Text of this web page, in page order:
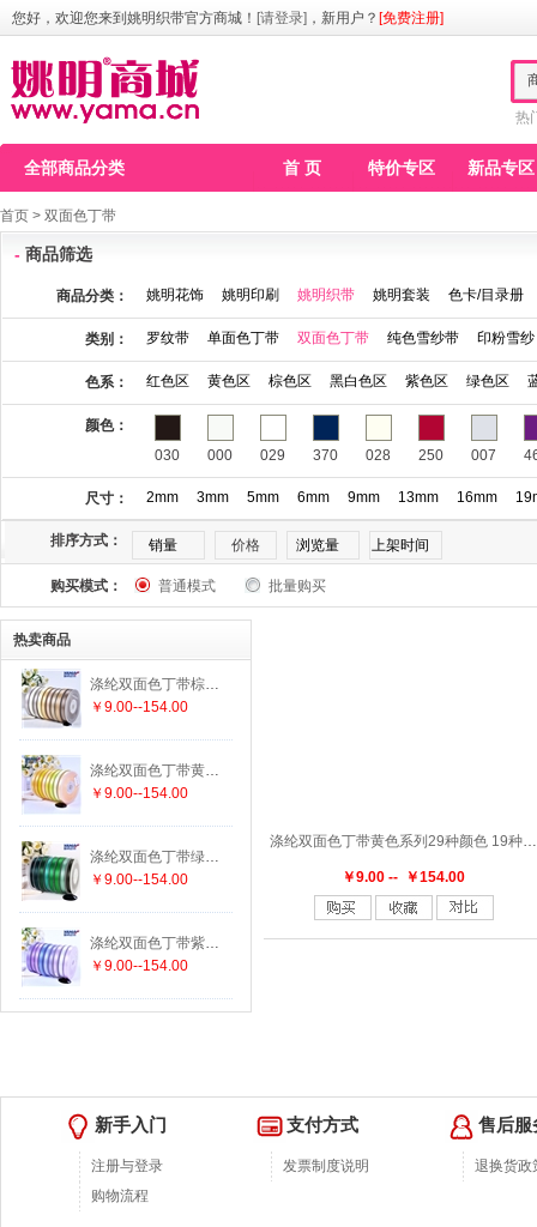
您好，欢迎您来到姚明织带官方商城！ [请登录] ，新用户？ [免费注册]
热
全部商品分类 首 页 特价专区 新品专区
首页 > 双面色丁带
- 商品筛选
商品分类： 姚明花饰 姚明印刷 姚明织带 姚明套装 色卡/目录册
类别： 罗纹带 单面色丁带 双面色丁带 纯色雪纱带 印粉雪纱
色系： 红色区 黄色区 棕色区 黑白色区 紫色区 绿色区
颜色：
030
000 029 370 028 250 007
115 123 141 146 148 149 150
169 174 175 176
447
552 556 563 564 565 566
625 640 645 650 660 662
尺寸： 2mm 3mm 5mm 6mm 9mm 13mm 16mm
排序方式： 销量 价格 浏览量 上架时间
购买模式： 普通模式 批量购买
涤纶双面色丁带黄色系列29种颜色 19种尺寸
￥9.00 -- ￥154.00
热卖商品
涤纶双面色丁带棕色系列25种颜色 19种尺寸
￥9.00--154.00
涤纶双面色丁带黄色系列29种颜色 19种尺寸
￥9.00--154.00
涤纶双面色丁带绿色系列29种颜色 19种尺寸
￥9.00--154.00
涤纶双面色丁带紫色系列15种颜色 19种尺寸
￥9.00--154.00
新手入门
注册与登录
购物流程
支付方式
发票制度说明
售后服
退换货政